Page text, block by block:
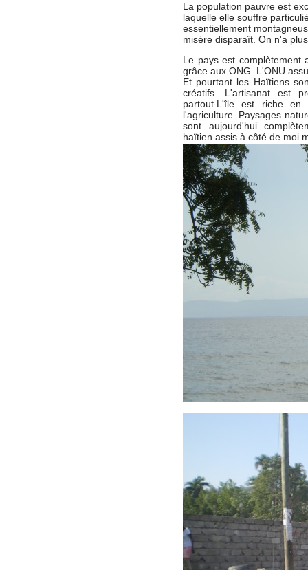
La population pauvre est
laquelle elle souffre
essentiellement
misère disparaît. On n'a
Le pays est complètement
grâce aux ONG. L'ONU
Et pourtant les Haïtiens
créatifs. L'artisanat est
partout.L'île est riche en
l'agriculture. Paysages
sont aujourd'hui
haïtien assis à côté de moi